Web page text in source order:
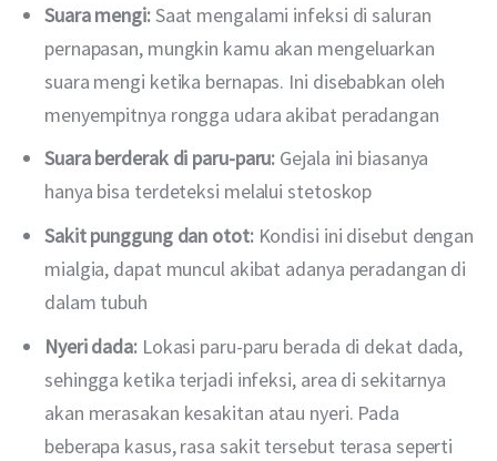
Suara mengi:Saat mengalami infeksi di saluran
pernapasan, mungkin kamu akan mengeluarkan
suara mengi ketika bernapas. Ini disebabkan oleh
menyempitnya rongga udara akibat peradangan
Suara berderak di paru-paru: Gejala ini biasanya
hanya bisa terdeteksi melalui stetoskop
Sakit punggung dan otot:Kondisi ini disebut dengan
mialgia, dapat muncul akibat adanya peradangan di
dalam tubuh
Nyeri dada:Lokasi paru-paru berada di dekat dada,
sehingga ketika terjadi infeksi, area di sekitarnya
akan merasakan kesakitan atau nyeri. Pada
beberapa kasus, rasa sakit tersebut terasa seperti